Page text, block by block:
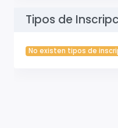
Tipos de
No existen tipos de